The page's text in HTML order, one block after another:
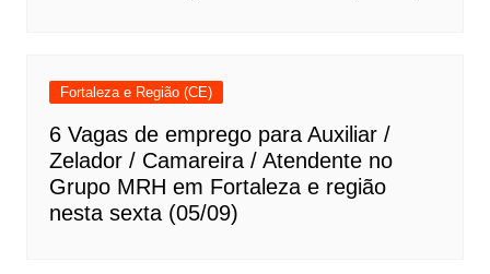
Fortaleza e Região (CE)
6 Vagas de emprego para Auxiliar /
Zelador / Camareira / Atendente no
Grupo MRH em Fortaleza e região
nesta sexta (05/09)